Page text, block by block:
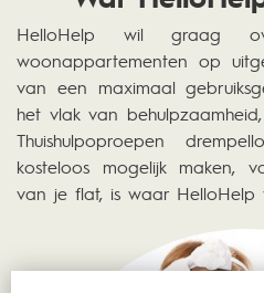
HelloHelp wil graag
woonappartementen op
van een maximaal
het vlak van
Thuishulpoproepen
kosteloos mogelijk maken,
van je flat, is waar